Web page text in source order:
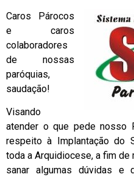
Caros Párocos
e caros
colaboradores
de nossas
paróquias,
saudação!
Visando
atender o que pede nosso
respeito à Implantação do
toda a Arquidiocese, a fim de
sanar algumas dúvidas e